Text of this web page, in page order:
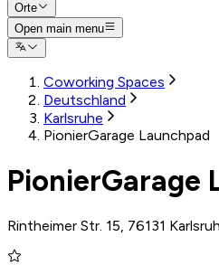
Orte
Open main menu
Coworking Spaces
Deutschland
Karlsruhe
PionierGarage Launchpad
PionierGarage
Rintheimer Str. 15, 76131